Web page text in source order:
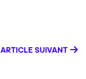
ARTICLE SUIVANT